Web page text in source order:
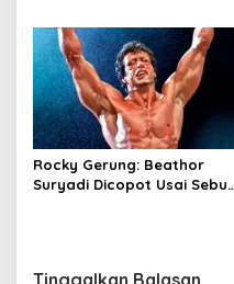
Rocky Gerung: Beathor
Suryadi Dicopot Usai Sebut
Tinggalkan Balasan